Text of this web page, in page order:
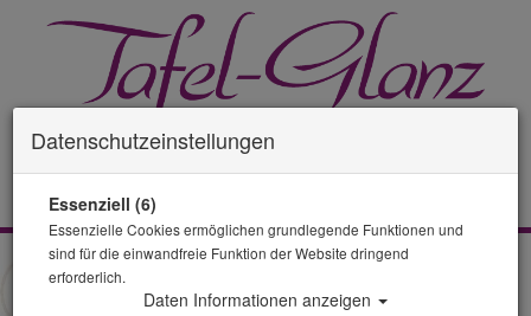
Zurück
Alle Artikel zeigen aus: Tisch & Stuhl
Datenschutzeinstellungen
Essenziell (6)
Essenzielle Cookies ermöglichen grundlegende Funktionen und
sind für die einwandfreie Funktion der Website dringend
erforderlich.
Daten Informationen anzeigen